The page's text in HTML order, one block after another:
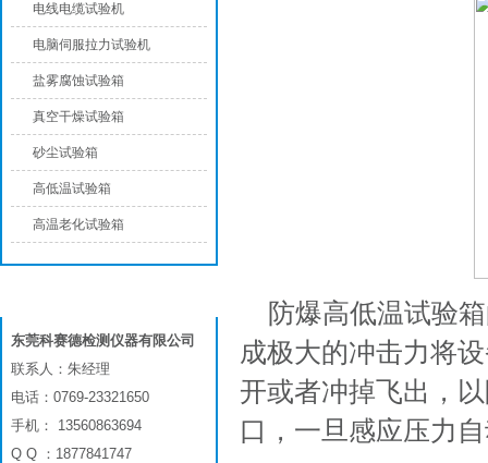
防爆高低温试验
成极大的冲击力将
开或者冲掉飞出，
口，一旦感应压力
电线电缆试验机
电脑伺服拉力试验机
盐雾腐蚀试验箱
真空干燥试验箱
砂尘试验箱
高低温试验箱
高温老化试验箱
东莞科赛德检测仪器有限公司
联系人：朱经理
电话：0769-23321650
手机： 13560863694
Q Q ：1877841747